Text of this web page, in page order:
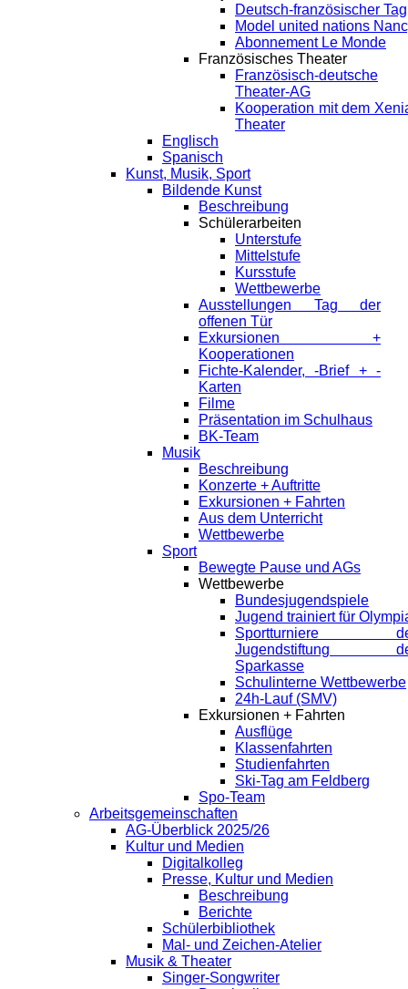
Deutsch-französischer Tag
Model united nations
Abonnement Le Monde
Französisches Theater
Französisch-deutsche
Theater-AG
Kooperation mit dem
Theater
Englisch
Spanisch
Kunst, Musik, Sport
Bildende Kunst
Beschreibung
Schülerarbeiten
Unterstufe
Mittelstufe
Kursstufe
Wettbewerbe
Ausstellungen Tag der
offenen Tür
Exkursionen +
Kooperationen
Fichte-Kalender, -Brief + -
Karten
Filme
Präsentation im Schulhaus
BK-Team
Musik
Beschreibung
Konzerte + Auftritte
Exkursionen + Fahrten
Aus dem Unterricht
Wettbewerbe
Sport
Bewegte Pause und AGs
Wettbewerbe
Bundesjugendspiele
Jugend trainiert für
Sportturniere
Jugendstiftung
Sparkasse
Schulinterne Wettbewerbe
24h-Lauf (SMV)
Exkursionen + Fahrten
Ausflüge
Klassenfahrten
Studienfahrten
Ski-Tag am Feldberg
Spo-Team
Arbeitsgemeinschaften
AG-Überblick 2025/26
Kultur und Medien
Digitalkolleg
Presse, Kultur und Medien
Beschreibung
Berichte
Schülerbibliothek
Mal- und Zeichen-Atelier
Musik & Theater
Singer-Songwriter